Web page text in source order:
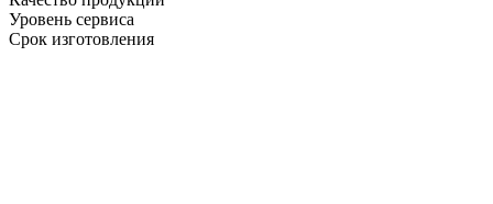
Уровень сервиса
Срок изготовления